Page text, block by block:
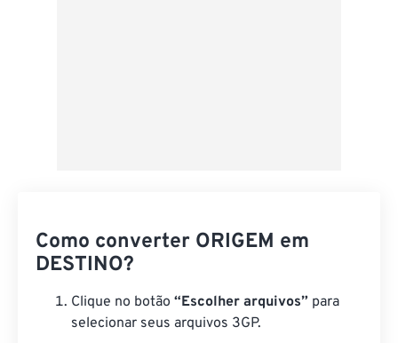
Como converter ORIGEM em
DESTINO?
Clique no botão “Escolher arquivos” para
selecionar seus arquivos 3GP.